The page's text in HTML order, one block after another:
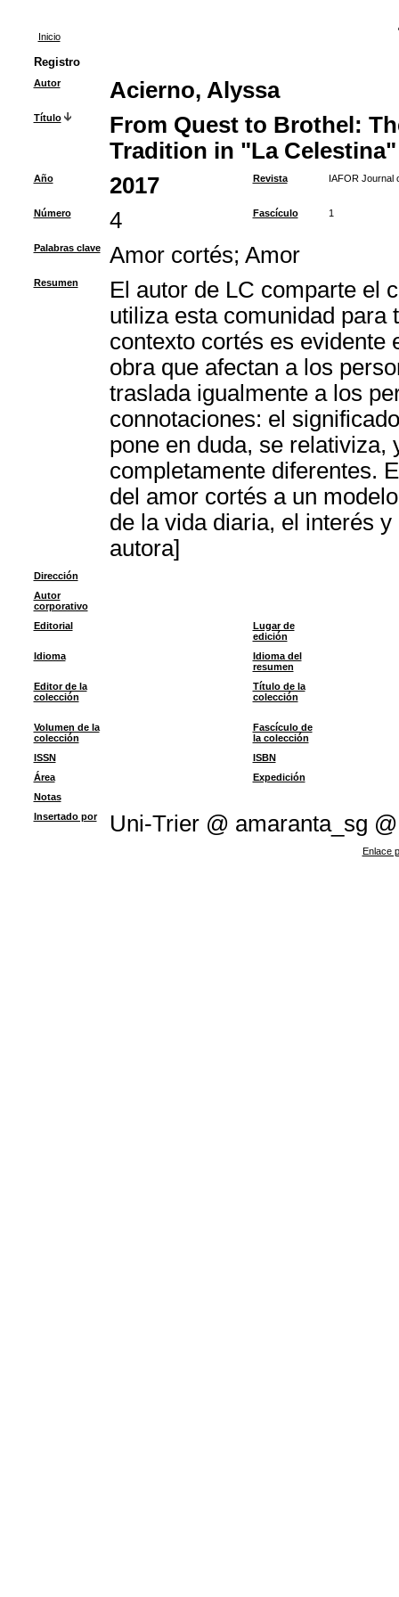
Inicio
Registro
Autor Acierno, Alyssa
Título
From Quest to Brothel:
Tradition in "La Celestina"
Año 2017 Revista IAFOR Journal
Número 4 Fascículo 1
Palabras clave Amor cortés; Amor
Resumen
El autor de LC comparte el
utiliza esta comunidad para
contexto cortés es evidente
obra que afectan a los
traslada igualmente a los
connotaciones: el
pone en duda, se
completamente diferentes.
del amor cortés a un
de la vida diaria, el interés
autora]
Dirección
Autor
corporativo
Editorial
Lugar de
edición
Idioma
Idioma del
resumen
Editor de la
colección
Título de la
colección
Volumen de la
colección
Fascículo de
la colección
ISSN
ISBN
Área
Expedición
Notas
Insertado por
Uni-Trier @ amaranta_sg @
Enlace